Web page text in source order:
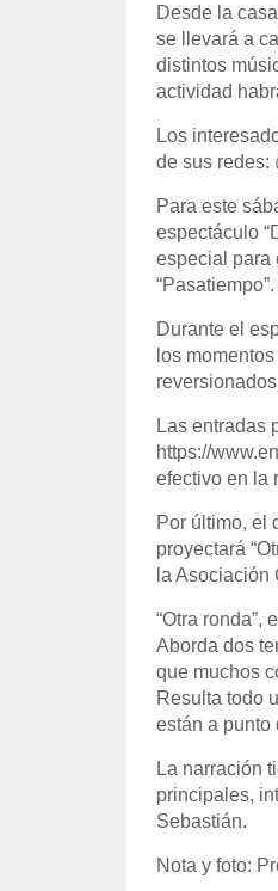
Desde la
se llevará a
distintos
actividad
Los
de sus redes:
Para este
espectáculo
especial para
Durante el
los
Las entradas
https://
efectivo en la
Por último, el
proyectará
la Asociación
“Otra ronda”,
Aborda dos
que muchos
Resulta todo
están a punto
La narración
principales,
Sebastián.
Nota y foto: